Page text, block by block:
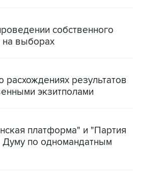
собственного
на выборах
результатов
экзитполами
платформа" и "Партия
Думу по одномандатным